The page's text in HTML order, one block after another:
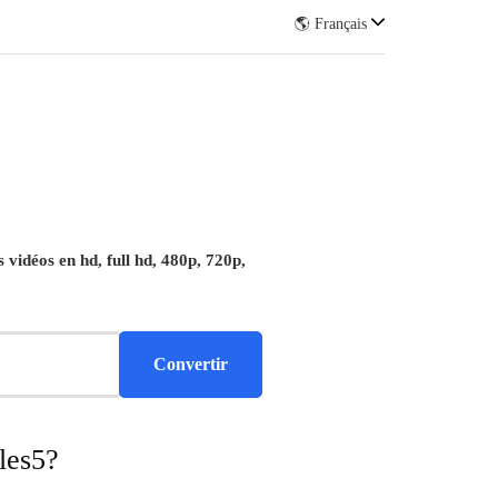
🌎 Français
en hd, full hd, 480p, 720p,